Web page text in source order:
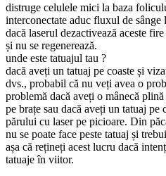
distruge celulele mici la baza
interconectate aduc fluxul de sânge
dacă laserul dezactivează aceste
și nu se regenerează.
unde este tatuajul tau ?
dacă aveți un tatuaj pe coaste și
dvs., probabil că nu veți avea o
problemă dacă aveți o mânecă
pe brațe sau dacă aveți un tatuaj pe
părului cu laser pe picioare. Din
nu se poate face peste tatuaj și
așa că rețineți acest lucru dacă
tatuaje în viitor.